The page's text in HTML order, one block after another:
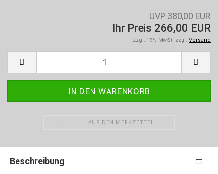
UVP 380,00 EUR
Ihr Preis 266,00 EUR
zzgl. 19% MwSt. zzgl. Versand
AUF DEN MERKZETTEL
Beschreibung